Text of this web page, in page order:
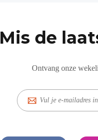
Mis de
Ontvang onze
E-
mail